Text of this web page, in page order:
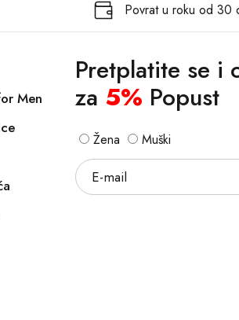
Povrat u roku od 30
Men
Pretplatite se i
za 5% Popust
Žena Muški